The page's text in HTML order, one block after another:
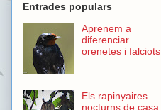
Entrades populars
Aprenem a
diferenciar
orenetes i falciots
Els rapinyaires
nocturns de casa